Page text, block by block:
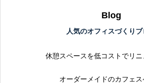
Blog
人気のオフィスづくりブ
休憩スペースを低コストでリニ
オーダーメイドのカフェス